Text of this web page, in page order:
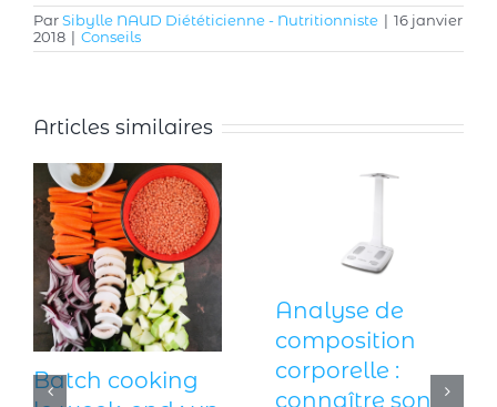
ParSibylle NAUD Diététicienne - Nutritionniste | 16 janvier
2018 | Conseils
Articles similaires
Batch cooking
Analyse de
composition
corporelle :
connaître son